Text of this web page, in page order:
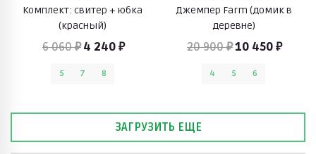
Комплект: свитер + юбка
(красный)
6 060 ₽ 4 240 ₽
5 7 8
Джемпер Farm (домик в
деревне)
20 900 ₽10 450 ₽
4 5 6
ЗАГРУЗИТЬ ЕЩЕ